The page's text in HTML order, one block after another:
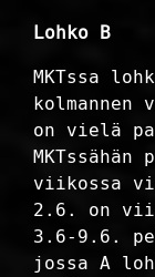
Lohko B
MKTssa
on vielä
viikossa
2.6. on
3.6-9.6.
jossa A